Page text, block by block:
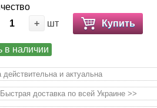
+ шт Купить
в наличии
действительна и актуальна
Быстрая доставка по всей Украине >>